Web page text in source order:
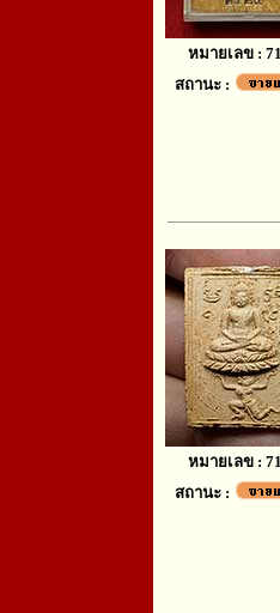
หมายเลข :
สถานะ :
หมายเลข :
สถานะ :